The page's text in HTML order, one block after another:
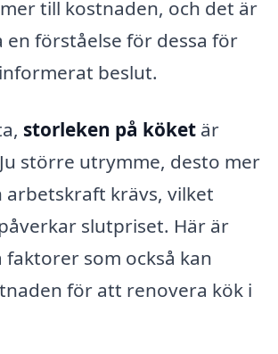
till kostnaden, och det är
förståelse för dessa för
beslut.
storleken på köket är
större utrymme, desto mer
arbetskraft krävs, vilket
slutpriset. Här är
som också kan
för att renovera kök i